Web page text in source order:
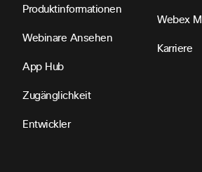
Produktinformationen
Webinare Ansehen
App Hub
Zugänglichkeit
Entwickler
Webex
Karriere